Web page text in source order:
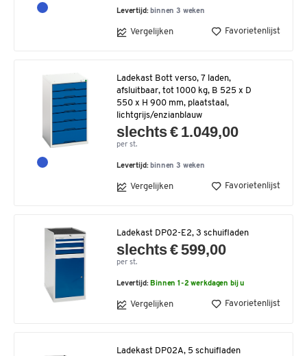
Levertijd: binnen 3 weken
Vergelijken Favorietenlijst
Ladekast Bott verso, 7 laden,
afsluitbaar, tot 1000 kg, B 525 x D
550 x H 900 mm, plaatstaal,
lichtgrijs/enzianblauw
slechts € 1.049,00
per st.
Levertijd: binnen 3 weken
Vergelijken Favorietenlijst
Ladekast DP02-E2, 3 schuifladen
slechts € 599,00
per st.
Levertijd: Binnen 1-2 werkdagen bij u
Vergelijken Favorietenlijst
Ladekast DP02A, 5 schuifladen